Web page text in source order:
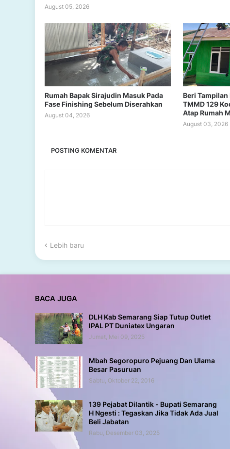
August 05, 2026
Rumah Bapak Sirajudin Masuk Pada
Fase Finishing Sebelum Diserahkan
August 04, 2026
Beri
TMMD 129
Atap Rumah
August 03, 2026
POSTING KOMENTAR
Lebih baru
BACA JUGA
DLH Kab Semarang Siap Tutup Outlet
IPAL PT Duniatex Ungaran
Jumat, Mei 09, 2025
Mbah Segoropuro Pejuang Dan Ulama
Besar Pasuruan
Sabtu, Oktober 22, 2016
139 Pejabat Dilantik - Bupati Semarang
H Ngesti : Tegaskan Jika Tidak Ada Jual
Beli Jabatan
Rabu, Desember 03, 2025